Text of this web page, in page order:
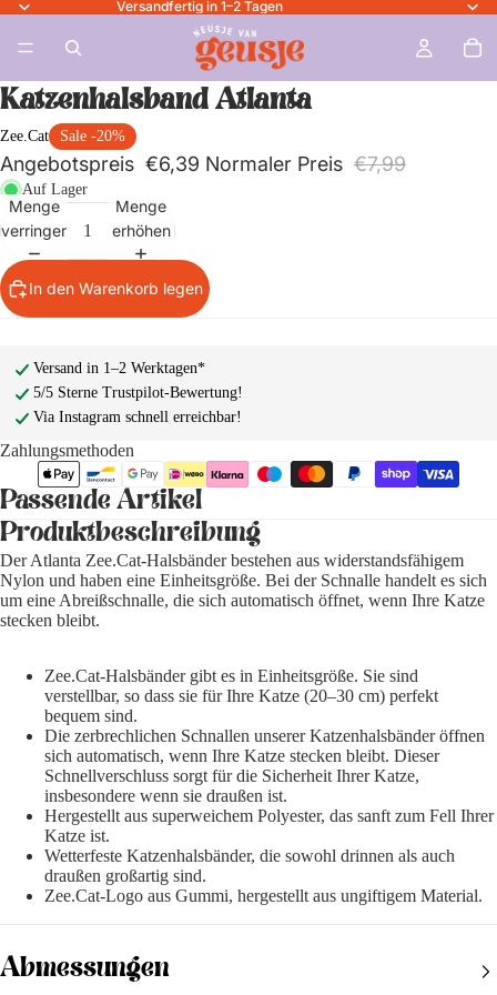
Versandfertig in 1–2 Tagen
Katzenhalsband Atlanta
Zee.Cat Sale -20%
Angebotspreis €6,39 Normaler Preis €7,99
Auf Lager
Menge
verringern
Menge
erhöhen
In den Warenkorb legen
Versand in 1–2 Werktagen*
5/5 Sterne Trustpilot-Bewertung!
Via Instagram schnell erreichbar!
Zahlungsmethoden
Passende Artikel
Produktbeschreibung
Der Atlanta Zee.Cat-Halsbänder bestehen aus widerstandsfähigem
Nylon und haben eine Einheitsgröße. Bei der Schnalle handelt es sich
um eine Abreißschnalle, die sich automatisch öffnet, wenn Ihre Katze
stecken bleibt.
Zee.Cat-Halsbänder gibt es in Einheitsgröße. Sie sind
verstellbar, so dass sie für Ihre Katze (20–30 cm) perfekt
bequem sind.
Die zerbrechlichen Schnallen unserer Katzenhalsbänder öffnen
sich automatisch, wenn Ihre Katze stecken bleibt. Dieser
Schnellverschluss sorgt für die Sicherheit Ihrer Katze,
insbesondere wenn sie draußen ist.
Hergestellt aus superweichem Polyester, das sanft zum Fell Ihrer
Katze ist.
Wetterfeste Katzenhalsbänder, die sowohl drinnen als auch
draußen großartig sind.
Zee.Cat-Logo aus Gummi, hergestellt aus ungiftigem Material.
Abmessungen